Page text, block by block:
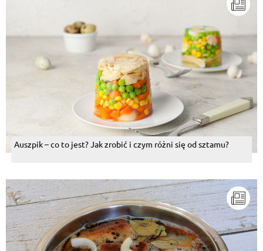
Auszpik – co to jest? Jak zrobić i czym różni się od sztamu?